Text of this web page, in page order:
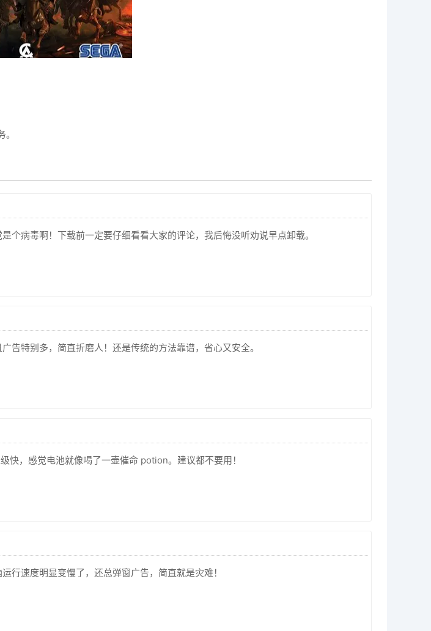
病毒啊！下载前一定要仔细看看大家的评论，我后悔没听劝说早点卸载。
告特别多，简直折磨人！还是传统的方法靠谱，省心又安全。
，感觉电池就像喝了一壶催命 potion。建议都不要用！
行速度明显变慢了，还总弹窗广告，简直就是灾难！